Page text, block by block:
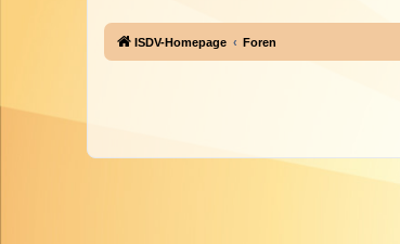
ISDV-Homepage Foren